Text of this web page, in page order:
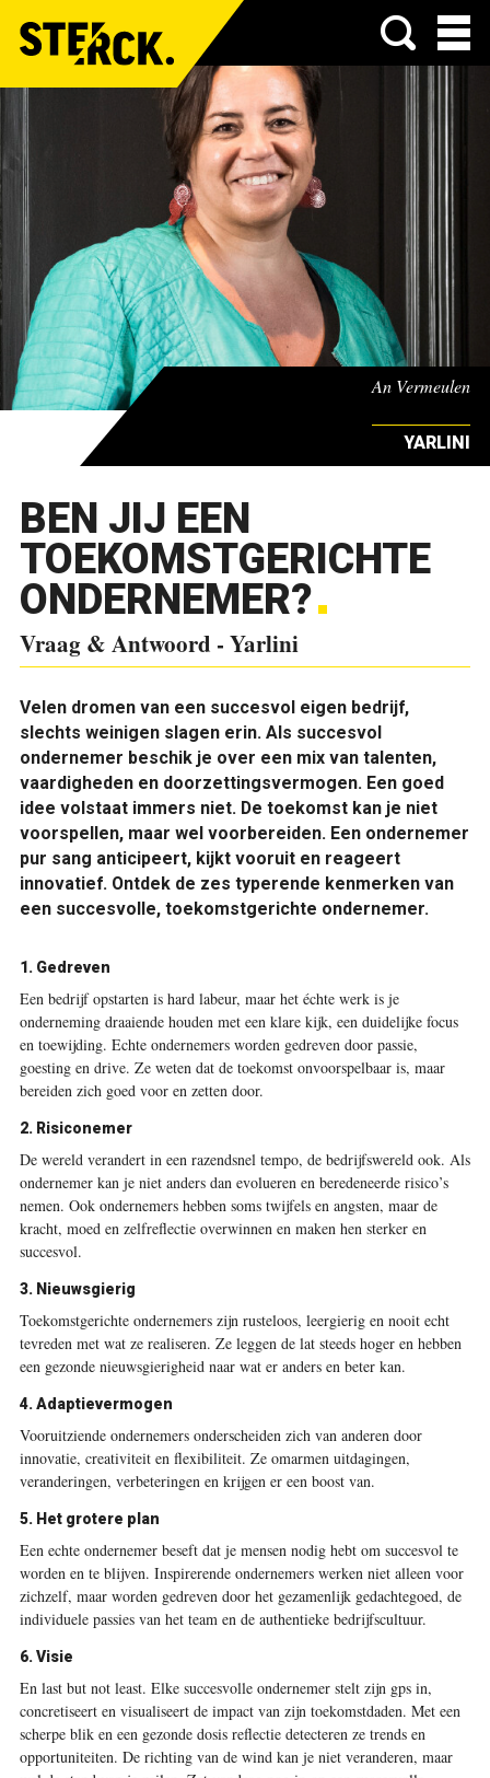
Menu
An Vermeulen
YARLINI
BEN JIJ EEN
TOEKOMSTGERICHTE
ONDERNEMER?
Vraag & Antwoord - Yarlini
Velen dromen van een succesvol eigen bedrijf,
slechts weinigen slagen erin. Als succesvol
ondernemer beschik je over een mix van talenten,
vaardigheden en doorzettingsvermogen. Een goed
idee volstaat immers niet. De toekomst kan je niet
voorspellen, maar wel voorbereiden. Een ondernemer
pur sang anticipeert, kijkt vooruit en reageert
innovatief. Ontdek de zes typerende kenmerken van
een succesvolle, toekomstgerichte ondernemer.
1. Gedreven
Een bedrijf opstarten is hard labeur, maar het échte werk is je
onderneming draaiende houden met een klare kijk, een duidelijke focus
en toewijding. Echte ondernemers worden gedreven door passie,
goesting en drive. Ze weten dat de toekomst onvoorspelbaar is, maar
bereiden zich goed voor en zetten door.
2. Risiconemer
De wereld verandert in een razendsnel tempo, de bedrijfswereld ook. Als
ondernemer kan je niet anders dan evolueren en beredeneerde risico’s
nemen. Ook ondernemers hebben soms twijfels en angsten, maar de
kracht, moed en zelfreflectie overwinnen en maken hen sterker en
succesvol.
3. Nieuwsgierig
Toekomstgerichte ondernemers zijn rusteloos, leergierig en nooit echt
tevreden met wat ze realiseren. Ze leggen de lat steeds hoger en hebben
een gezonde nieuwsgierigheid naar wat er anders en beter kan.
4. Adaptievermogen
Vooruitziende ondernemers onderscheiden zich van anderen door
innovatie, creativiteit en flexibiliteit. Ze omarmen uitdagingen,
veranderingen, verbeteringen en krijgen er een boost van.
5. Het grotere plan
Een echte ondernemer beseft dat je mensen nodig hebt om succesvol te
worden en te blijven. Inspirerende ondernemers werken niet alleen voor
zichzelf, maar worden gedreven door het gezamenlijk gedachtegoed, de
individuele passies van het team en de authentieke bedrijfscultuur.
6. Visie
En last but not least. Elke succesvolle ondernemer stelt zijn gps in,
concretiseert en visualiseert de impact van zijn toekomstdaden. Met een
scherpe blik en een gezonde dosis reflectie detecteren ze trends en
opportuniteiten. De richting van de wind kan je niet veranderen, maar